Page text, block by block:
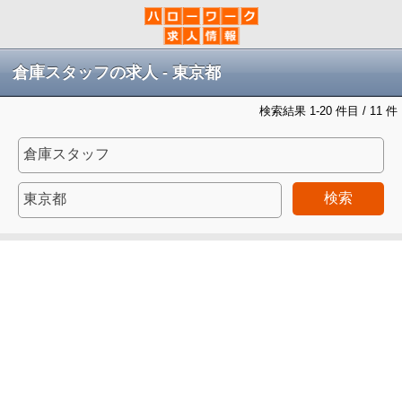
倉庫スタッフの求人 - 東京都
検索結果 1-20 件目 / 11 件
検索